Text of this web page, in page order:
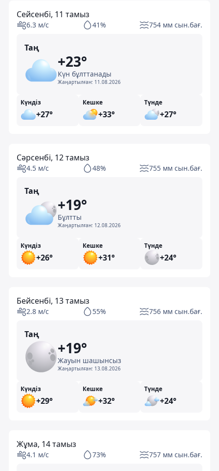
Сейсенбі, 11 тамыз
6.3 м/с 41% 754 мм сын.бағ.
Таң
+23°
Күн бұлттанады
Жаңартылған: 11.08.2026
Күндіз
+27°
Кешке
+33°
Түнде
+27°
Сәрсенбі, 12 тамыз
4.5 м/с 48% 755 мм сын.бағ.
Таң
+19°
Бұлтты
Жаңартылған: 12.08.2026
Күндіз
+26°
Кешке
+31°
Түнде
+24°
Бейсенбі, 13 тамыз
2.8 м/с 55% 756 мм сын.бағ.
Таң
+19°
Жауын шашынсыз
Жаңартылған: 13.08.2026
Күндіз
+29°
Кешке
+32°
Түнде
+24°
Жұма, 14 тамыз
4.1 м/с 73% 757 мм сын.бағ.